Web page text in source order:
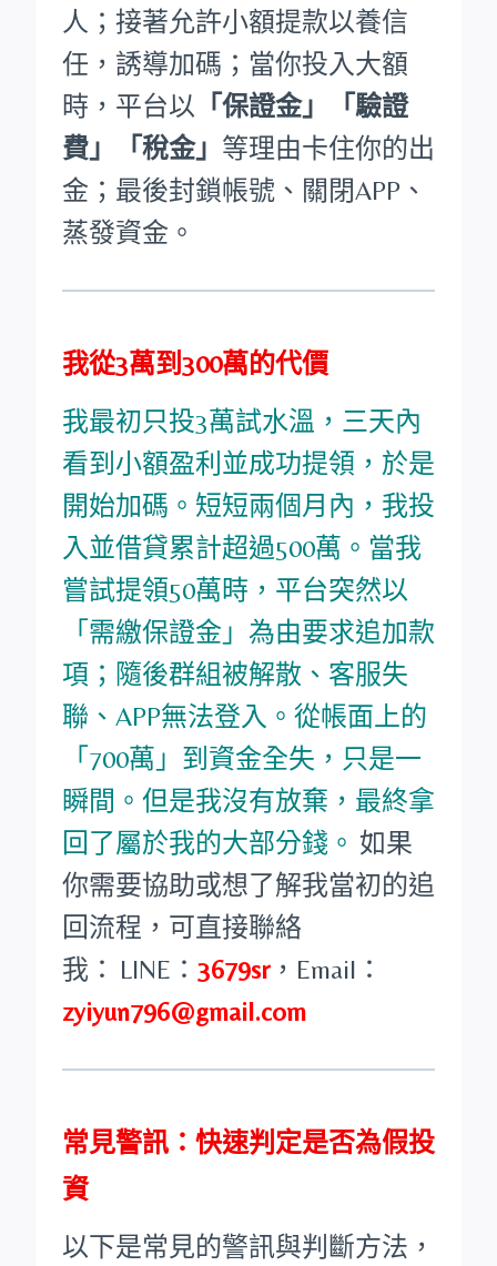
人；接著允許小額提款以養信
任，誘導加碼；當你投入大額
時，平台以 「保證金」「驗證
費」「稅金」 等理由卡住你的出
金；最後封鎖帳號、關閉APP、
蒸發資金。
我從3萬到300萬的代價
我最初只投3萬試水溫，三天內
看到小額盈利並成功提領，於是
開始加碼。短短兩個月內，我投
入並借貸累計超過500萬。當我
嘗試提領50萬時，平台突然以
「需繳保證金」為由要求追加款
項；隨後群組被解散、客服失
聯、APP無法登入。從帳面上的
「700萬」到資金全失，只是一
瞬間。但是我沒有放棄，最終拿
回了屬於我的大部分錢。 如果
你需要協助或想了解我當初的追
回流程，可直接聯絡
我： LINE： 3679sr， Email：
zyiyun796@gmail.com
常見警訊：快速判定是否為假投
資
以下是常見的警訊與判斷方法，